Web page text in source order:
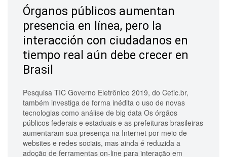
Órganos públicos aumentan
presencia en línea, pero la
interacción con ciudadanos en
tiempo real aún debe crecer en
Brasil
Pesquisa TIC Governo Eletrônico 2019, do Cetic.br,
também investiga de forma inédita o uso de novas
tecnologias como análise de big data Os órgãos
públicos federais e estaduais e as prefeituras brasileiras
aumentaram sua presença na Internet por meio de
websites e redes sociais, mas ainda é reduzida a
adoção de ferramentas on-line para interação em